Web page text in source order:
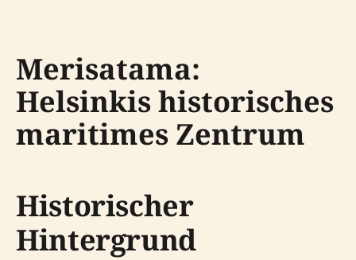
Merisatama:
Helsinkis historisches
maritimes Zentrum
Historischer
Hintergrund